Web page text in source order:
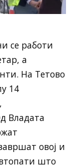
се работи
а
На Тетово
14
Владата
овој и
што